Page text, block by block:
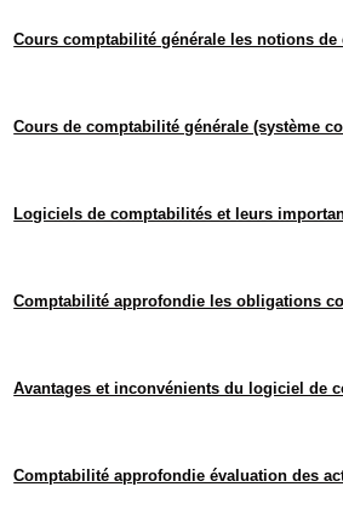
Cours comptabilité générale les notions de
Cours de comptabilité générale (système
Logiciels de comptabilités et leurs
Comptabilité approfondie les obligations
Avantages et inconvénients du logiciel de
Comptabilité approfondie évaluation des